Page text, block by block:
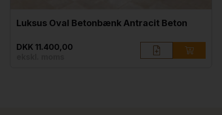
Luksus Oval Betonbænk Antracit Beton
DKK 11.400,00